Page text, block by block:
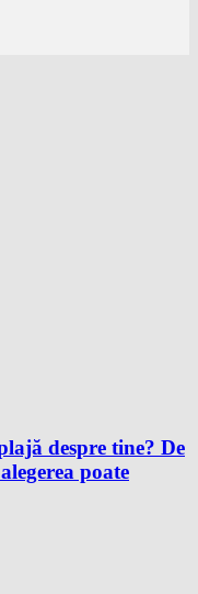
despre tine? De
poate